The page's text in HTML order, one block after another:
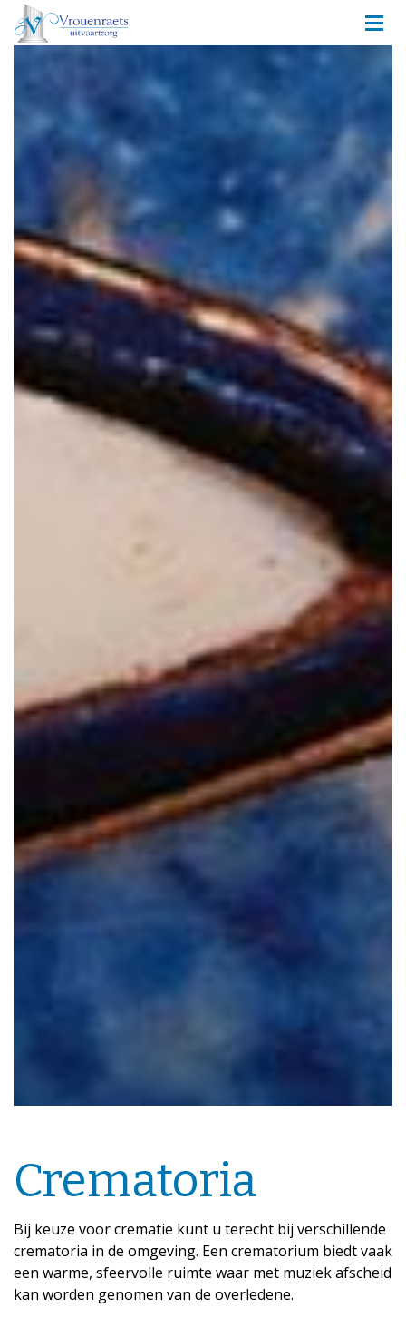
Crematoria
Bij keuze voor crematie kunt u terecht bij verschillende
crematoria in de omgeving. Een crematorium biedt vaak
een warme, sfeervolle ruimte waar met muziek afscheid
kan worden genomen van de overledene.